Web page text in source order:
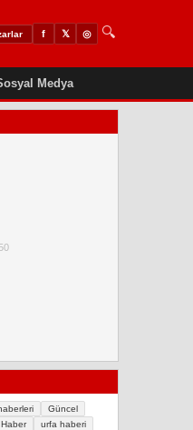
f 𝕏 ◎ 🔍
Medya
Güncel
urfa haberi